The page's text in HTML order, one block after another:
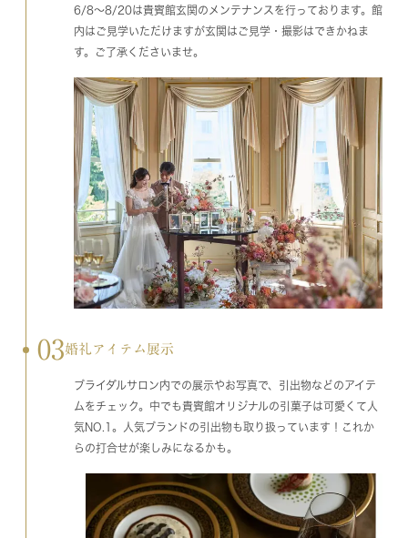
6/8～8/20は貴賓館玄関のメンテナンスを行っております。館
内はご見学いただけますが玄関はご見学・撮影はできかねま
す。ご了承くださいませ。
03婚礼アイテム展示
ブライダルサロン内での展示やお写真で、引出物などのアイテ
ムをチェック。中でも貴賓館オリジナルの引菓子は可愛くて人
気NO.1。人気ブランドの引出物も取り扱っています！これか
らの打合せが楽しみになるかも。